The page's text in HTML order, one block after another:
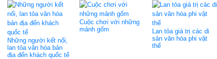
Những người kết nối,
lan tỏa văn hóa bản
địa đến khách quốc tế
Cuộc chơi với những
mảnh gốm
Lan tỏa giá trị các di
sản văn hóa phi vật
thể